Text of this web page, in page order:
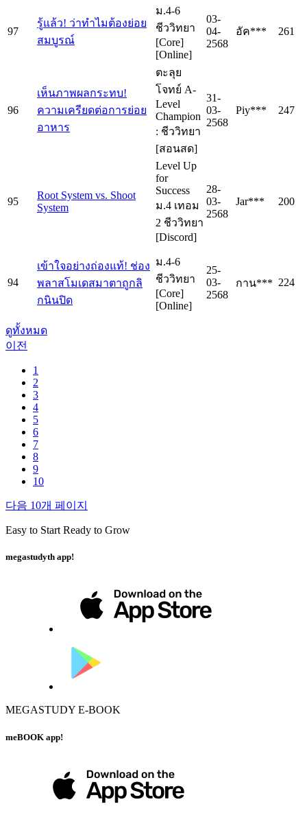
97
รู้แล้ว! ว่าทำไมต้องย่อย
สมบูรณ์
ม.4-6
ชีววิทยา
[Core]
[Online]
03-
04-
2568
อัค*** 261
96
เห็นภาพผลกระทบ!
ความเครียดต่อการย่อย
อาหาร
ตะลุย
โจทย์ A-
Level
Champion
: ชีววิทยา
[สอนสด]
31-
03-
2568
Piy*** 247
95
Root System vs. Shoot
System
Level Up
for
Success
ม.4 เทอม
2 ชีววิทยา
[Discord]
28-
03-
2568
Jar*** 200
94
เข้าใจอย่างถ่องแท้! ช่อง
พลาสโมเดสมาตาถูกลิ
กนินปิด
ม.4-6
ชีววิทยา
[Core]
[Online]
25-
03-
2568
กาน*** 224
ดูทั้งหมด
이전
1
2
3
4
5
6
7
8
9
10
다음 10개 페이지
Easy to Start Ready to Grow
megastudyth app!
MEGASTUDY E-BOOK
meBOOK app!